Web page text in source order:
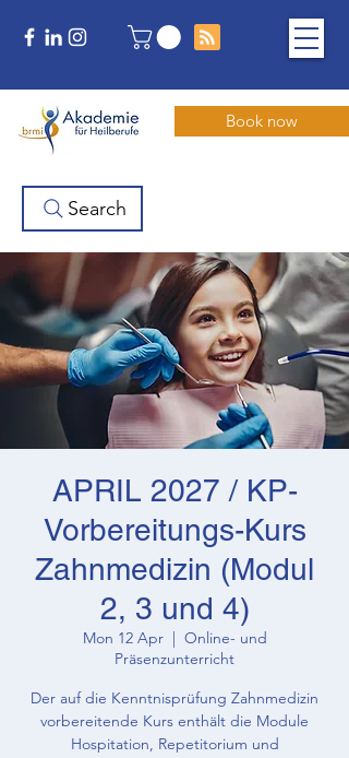
Book now
Search
APRIL 2027 / KP-
Vorbereitungs-Kurs
Zahnmedizin (Modul
2, 3 und 4)
Mon 12 Apr
  |
Online- und
Präsenzunterricht
Der auf die Kenntnisprüfung Zahnmedizin
vorbereitende Kurs enthält die Module
Hospitation, Repetitorium und